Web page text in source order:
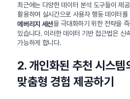
최근에는 다양한 데이터 분석 도구들이 제
활용하여 실시간으로 사용자 행동 데이터를
에버리지 세션을 극대화하기 위한 전략을
있습니다. 이러한 데이터 기반 접근법은 신
가능하게 합니다.
2. 개인화된 추천 시스템
맞춤형 경험 제공하기